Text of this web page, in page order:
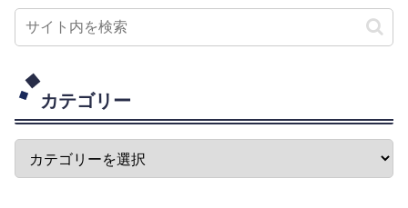
カテゴリー